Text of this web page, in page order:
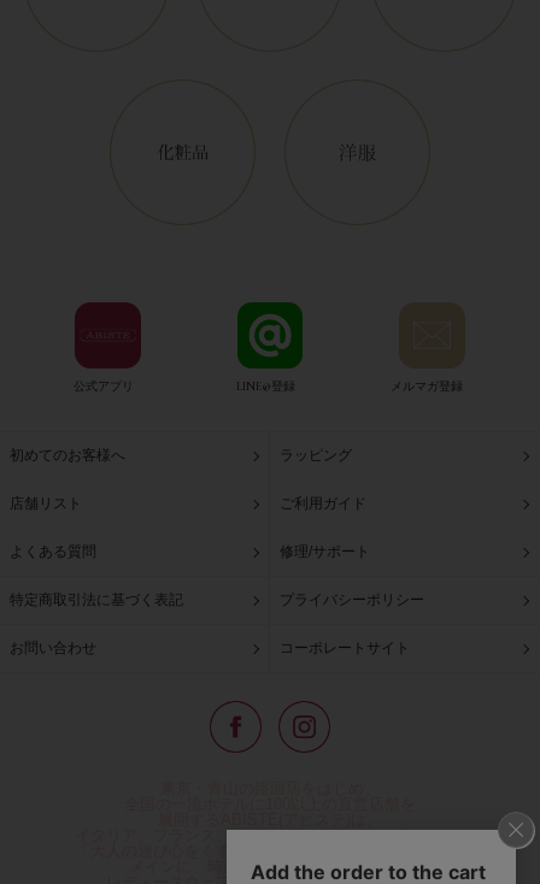
公式アプリ LINE@登録 メルマガ登録
初めてのお客様へ ラッピング
店舗リスト ご利用ガイド
よくある質問 修理/サポート
特定商取引法に基づく表記 プライバシーポリシー
お問い合わせ コーポレートサイト
イタリア、フランス、アメリカなどからインポートした
メインに、時計、バッグ、財布、小物、